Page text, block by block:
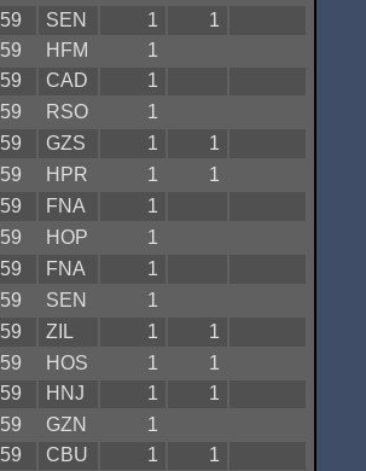
59 SEN 1
1
59 HFM
1
59 CAD
1
59 RSO
1
59 GZS 1
1
59 HPR 1
1
59 FNA
1
59 HOP
1
59 FNA
1
59 SEN
1
59 ZIL 1
1
59 HOS 1
1
59 HNJ 1
1
59 GZN
1
59 CBU 1
1